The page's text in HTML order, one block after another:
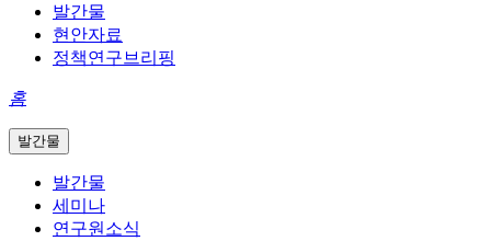
발간물
현안자료
정책연구브리핑
홈
발간물
발간물
세미나
연구원소식